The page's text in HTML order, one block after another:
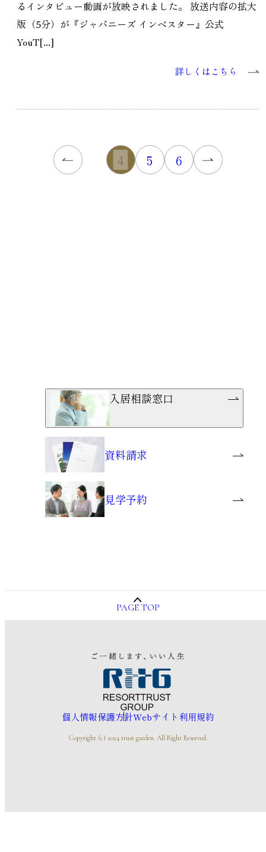
るインタビュー動画が放映されました。 放送内容の拡大
版（5分）が『ジャパニーズ インベスター』公式
YouT[...]
詳しくはこちら
4 5 6
入居相談窓口
資料請求
見学予約
PAGE TOP
個人情報保護方針Webサイト利用規約
Copyright (c) 2024 trust garden. All Right Reserved.